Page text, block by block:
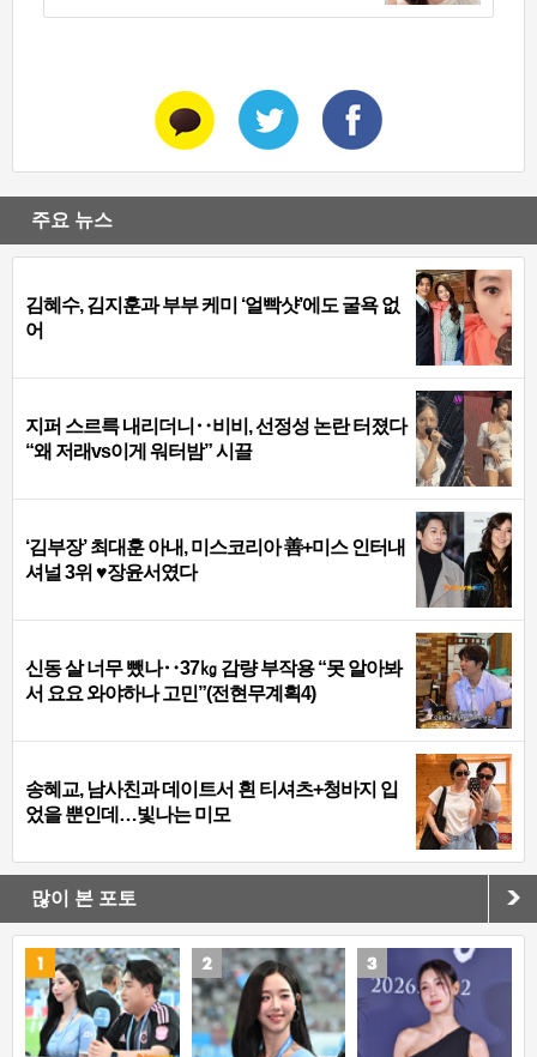
주요 뉴스
김혜수, 김지훈과 부부 케미 ‘얼빡샷’에도 굴욕 없
어
지퍼 스르륵 내리더니‥비비, 선정성 논란 터졌다
“왜 저래vs이게 워터밤” 시끌
‘김부장’ 최대훈 아내, 미스코리아 善+미스 인터내
셔널 3위 ♥장윤서였다
신동 살 너무 뺐나‥37㎏ 감량 부작용 “못 알아봐
서 요요 와야하나 고민”(전현무계획4)
송혜교, 남사친과 데이트서 흰 티셔츠+청바지 입
었을 뿐인데…빛나는 미모
많이 본 포토